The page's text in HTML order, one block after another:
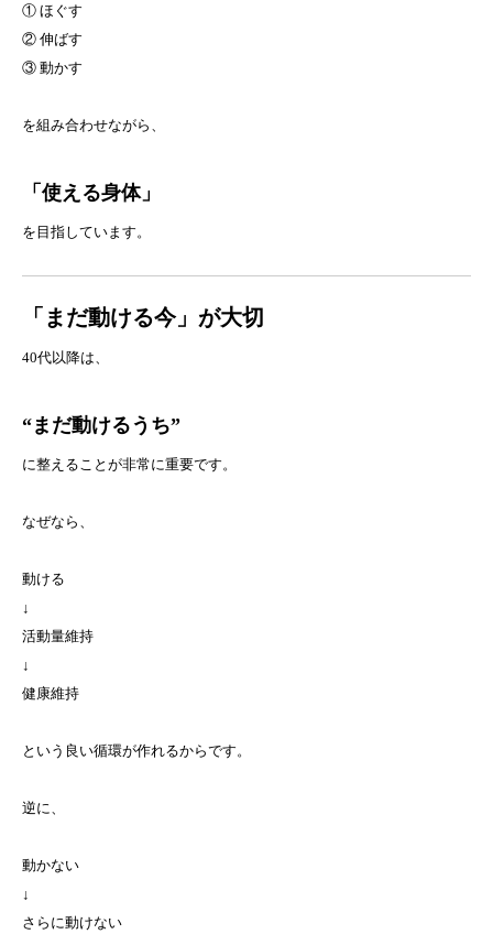
① ほぐす
② 伸ばす
③ 動かす
を組み合わせながら、
「使える身体」
を目指しています。
「まだ動ける今」が大切
40代以降は、
“まだ動けるうち”
に整えることが非常に重要です。
なぜなら、
動ける
↓
活動量維持
↓
健康維持
という良い循環が作れるからです。
逆に、
動かない
↓
さらに動けない